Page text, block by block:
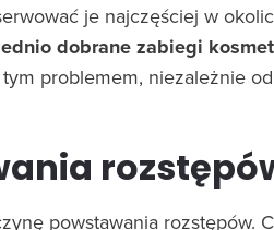
je najczęściej w
dobrane zabiegi
problemem, niezależnie
powstawania rozstępów.